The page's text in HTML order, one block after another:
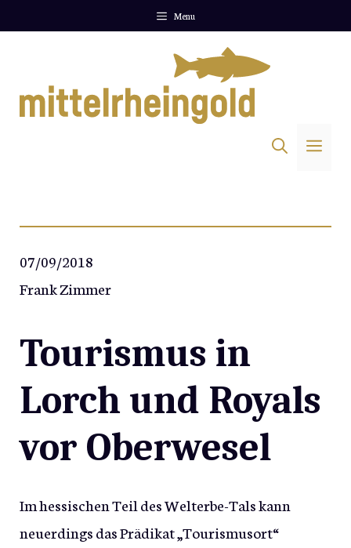
Menu
07/09/2018
Frank Zimmer
Tourismus in
Lorch und Royals
vor Oberwesel
Im hessischen Teil des Welterbe-Tals kann
neuerdings das Prädikat „Tourismusort“